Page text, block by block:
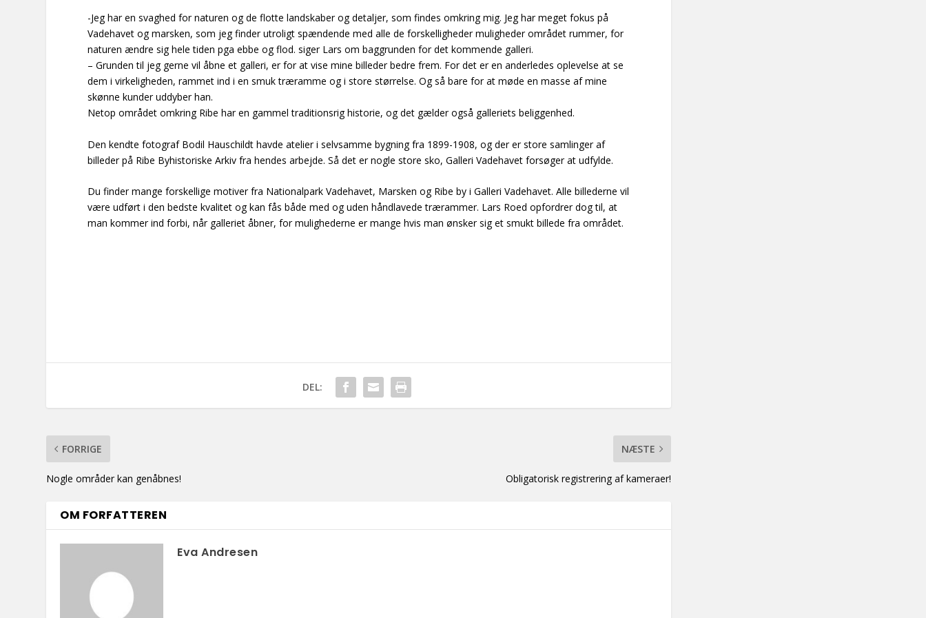
-Jeg har en svaghed for naturen og de flotte landskaber og detaljer, som findes omkring mig. Jeg har meget fokus på
Vadehavet og marsken, som jeg finder utroligt spændende med alle de forskelligheder muligheder området rummer, for
naturen ændre sig hele tiden pga ebbe og flod. siger Lars om baggrunden for det kommende galleri.
– Grunden til jeg gerne vil åbne et galleri, er for at vise mine billeder bedre frem. For det er en anderledes oplevelse at se
dem i virkeligheden, rammet ind i en smuk træramme og i store størrelse. Og så bare for at møde en masse af mine
skønne kunder uddyber han.
Netop området omkring Ribe har en gammel traditionsrig historie, og det gælder også galleriets beliggenhed.
Den kendte fotograf Bodil Hauschildt havde atelier i selvsamme bygning fra 1899-1908, og der er store samlinger af
billeder på Ribe Byhistoriske Arkiv fra hendes arbejde. Så det er nogle store sko, Galleri Vadehavet forsøger at udfylde.
Du finder mange forskellige motiver fra Nationalpark Vadehavet, Marsken og Ribe by i Galleri Vadehavet. Alle billederne vil
være udført i den bedste kvalitet og kan fås både med og uden håndlavede trærammer. Lars Roed opfordrer dog til, at
man kommer ind forbi, når galleriet åbner, for mulighederne er mange hvis man ønsker sig et smukt billede fra området.
DEL:
FORRIGE
Nogle områder kan genåbnes!
NÆSTE
Obligatorisk registrering af kameraer!
OM FORFATTEREN
Eva Andresen